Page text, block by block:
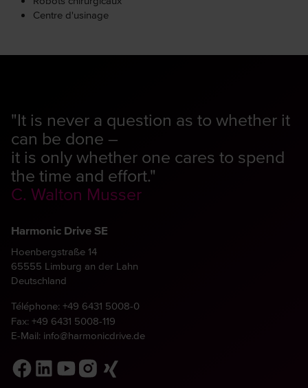
Centre d'usinage
"It is never a question as to whether it
can be done –
it is only whether one cares to spend
the time and effort."
C. Walton Musser
Harmonic Drive SE
Hoenbergstraße 14
65555 Limburg an der Lahn
Deutschland
Téléphone: +49 6431 5008-0
Fax: +49 6431 5008-119
E-Mail: info@harmonicdrive.de